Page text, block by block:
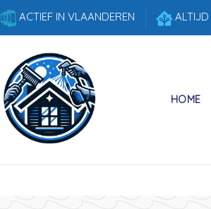
ACTIEF IN VLAANDEREN ALTIJD
HOME